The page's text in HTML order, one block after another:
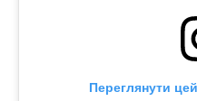
Переглянути